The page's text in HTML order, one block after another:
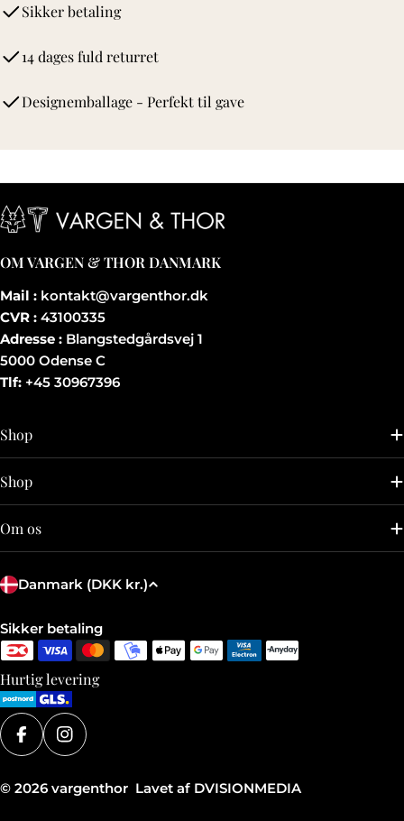
Sikker betaling
14 dages fuld returret
Designemballage - Perfekt til gave
OM VARGEN & THOR DANMARK
Mail : kontakt@vargenthor.dk
CVR : 43100335
Adresse : Blangstedgårdsvej 1
5000 Odense C
Tlf: +45 30967396
Shop
Shop
Om os
L
n
d
/
r
e
g
o
Danmark (DKK kr.)
Betalingsmetoder
Sikker betaling
Hurtig levering
FacebookInstagram
© 2026 vargenthor Lavet af DVISIONMEDIA